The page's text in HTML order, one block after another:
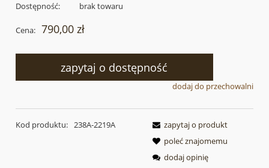
Dostępność: brak towaru
Cena: 790,00 zł
zapytaj o dostępność
dodaj do przechowalni
Kod produktu: 238A-2219A
zapytaj o produkt
poleć znajomemu
dodaj opinię